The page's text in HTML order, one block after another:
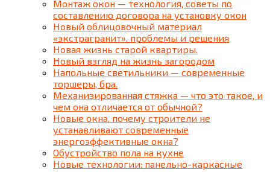
Монтаж окон — технология, советы по
составлению договора на установку окон
Новый облицовочный материал
«экстрагранит». проблемы и решения
Новая жизнь старой квартиры.
Новый взгляд на жизнь загородом
Напольные светильники — современные
торшеры, бра.
Механизированная стяжка — что это такое, и
чем она отличается от обычной?
Новые окна. почему строители не
устанавливают современные
энергоэффективные окна?
Обустройство пола на кухне
Новые технологии: панельно-каркасные